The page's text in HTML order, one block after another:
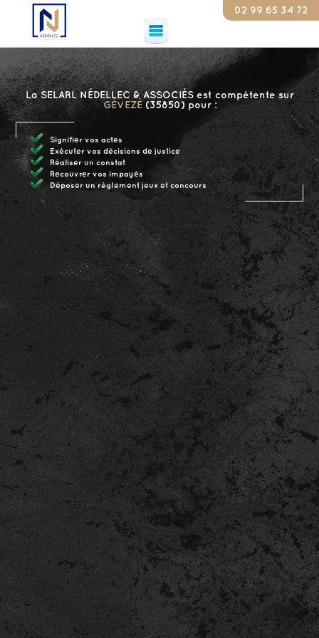
02 99 65 34 72
La SELARL NÉDELLEC & ASSOCIÉS est compétente sur
GÉVEZÉ(35850) pour :
Signifier vos actes
Exécuter vos décisions de justice
Réaliser un constat
Recouvrer vos impayés
Déposer un règlement jeux et concours